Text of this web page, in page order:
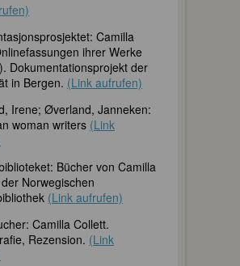
Camilla
ihrer Werke
Dokumentationsprojekt der
in Bergen. (Link aufrufen)
Irene; Øverland, Janneken:
woman writers (Link
Bücher von Camilla
Norwegischen
(Link aufrufen)
Camilla Collett.
Rezension. (Link